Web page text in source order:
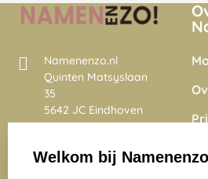
Namenenzo.nl
Quinten Matsyslaan
35
5642 JC Eindhoven
Nederland
Welkom bij